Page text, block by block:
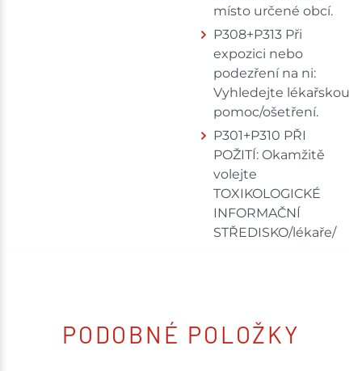
místo určené obcí.
P308+P313 Při
expozici nebo
podezření na ni:
Vyhledejte lékařskou
pomoc/ošetření.
P301+P310 PŘI
POŽITÍ: Okamžitě
volejte
TOXIKOLOGICKÉ
INFORMAČNÍ
STŘEDISKO/lékaře/
PODOBNÉ POLOŽKY